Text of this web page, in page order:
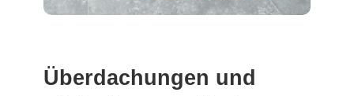
Überdachungen und